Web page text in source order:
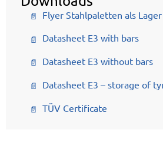
Flyer Stahlpaletten als Lager
Datasheet E3 with bars
Datasheet E3 without bars
Datasheet E3 – storage of
TÜV Certificate